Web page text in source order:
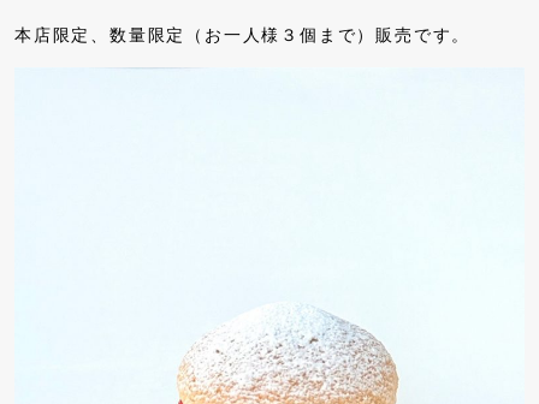
本店限定、数量限定（お一人様３個まで）販売です。